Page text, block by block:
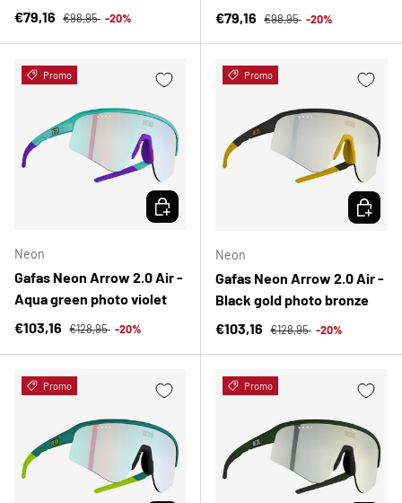
Precio de venta
€79,16 Precio normal
€98,95 -20%
Precio de venta
€79,16 Precio normal
€98,95 -20%
Promo
Neon
Gafas Neon Arrow 2.0 Air -
Aqua green photo violet
Precio de venta
€103,16 Precio normal
€128,95 -20%
ELEGIR OPCIONES
Promo
Neon
Gafas Neon Arrow 2.0 Air -
Black gold photo bronze
Precio de venta
€103,16 Precio normal
€128,95 -20%
ELEGIR
Promo Promo